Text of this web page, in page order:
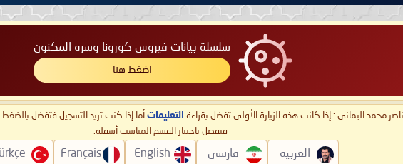
سلسلة بيانات فيروس كورونا وسره المكنون
اضغط هنا
محمد اليماني : إذا كانت هذه الزيارة الأولى تفضل بقراءة التعليمات أما إذا كنت تريد التسجيل فتفضل
فتفضل باختيار القسم المناسب أسفله.
العربية فارسی English
Français